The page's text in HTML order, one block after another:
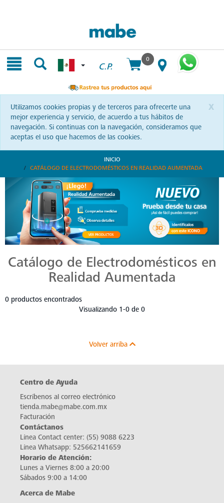
C.P.
0
x
Utilizamos cookies propias y de terceros para ofrecerte una
mejor experiencia y servicio, de acuerdo a tus hábitos de
navegación. Si continuas con la navegación, consideramos que
aceptas el uso que hacemos de las cookies.
INICIO
CATÁLOGO DE ELECTRODOMÉSTICOS EN REALIDAD AUMENTADA
Catálogo de Electrodomésticos en
Realidad Aumentada
0 productos encontrados
Visualizando 1-0 de 0
Volver arriba
Centro de Ayuda
Escríbenos al correo electrónico
tienda.mabe@mabe.com.mx
Facturación
Contáctanos
Línea Contact center: (55) 9088 6223
Línea Whatsapp: 525662141659
Horario de Atención:
Lunes a Viernes 8:00 a 20:00
Sábados 9:00 a 14:00
Acerca de Mabe